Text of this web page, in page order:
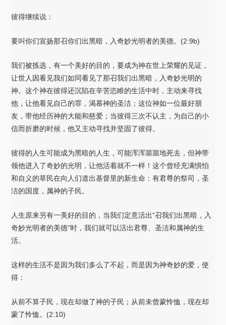
彼得继续说：
要叫你们宣扬那召你们出黑暗，入奇妙光明者的美德。(2:9b)
我们被拣选，有一个美好的目的，要成为神在世上荣耀的见证，
让世人因看见我们如同看见了那召我们出黑暗，入奇妙光明的
神。这个神在彼得还沉陷在辛苦恣睢的生活中时，主动来寻找
他，让他看见自己的罪，渴慕神的圣洁；这位神如一位最好朋
友，带他经历神的大能和慈爱；当彼得三次不认主，为自己的小
信而折磨的时候，他又主动寻找并坚固了彼得。
彼得的人生可能成为黑暗的人生，可能浑浑噩噩地死去，但神带
领他进入了奇妙的光明，让他活着就不一样！这个曾经充满惧怕
和自义的草民在向人们道出基督里的新生命：有君尊的祭司，圣
洁的国度，属神的子民。
人生原来另有一美好的目的，当我们定意活出“召我们出黑暗，入
奇妙光明者的美德”时，我们就可以活出君尊、圣洁和属神的生
活。
这样的生活不是因为我们多么了不起，而是因为神奇妙的爱，使
得：
从前不算子民，现在却做了神的子民；从前未曾蒙怜恤，现在却
蒙了怜恤。(2:10)